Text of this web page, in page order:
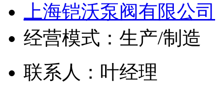
上海铠沃泵阀有限公司
经营模式：生产/制造
联系人：叶经理